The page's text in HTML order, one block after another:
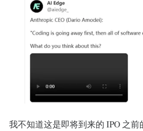
我不知道这是即将到来的 IPO 之